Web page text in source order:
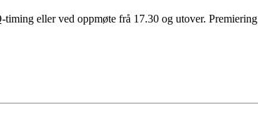
eller ved oppmøte frå 17.30 og utover. Premiering